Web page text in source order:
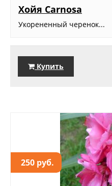
Хойя Carnosa
Укорененный черенок...
Купить
250 руб.